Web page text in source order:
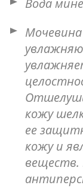
Вода
кожу
ее
кожу и